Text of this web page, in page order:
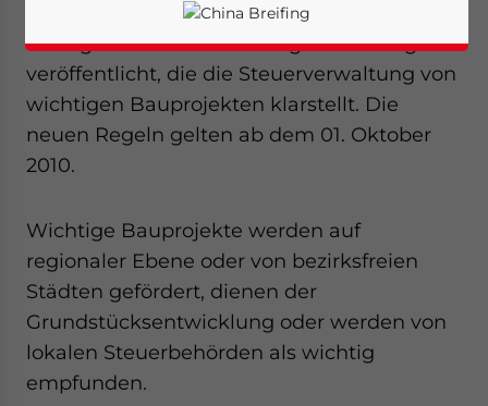
08. September – Die Steuerbehörde von
Guangxi hat eine Mitteilung am 27. August
veröffentlicht, die die Steuerverwaltung von
wichtigen Bauprojekten klarstellt. Die
neuen Regeln gelten ab dem 01. Oktober
2010.
Wichtige Bauprojekte werden auf
regionaler Ebene oder von bezirksfreien
Städten gefördert, dienen der
Grundstücksentwicklung oder werden von
lokalen Steuerbehörden als wichtig
empfunden.
Yes, I have read the